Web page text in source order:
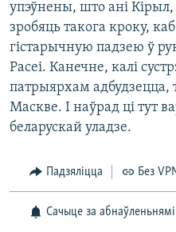
упэўнены, што ані
зробяць такога кроку,
гістарычную падзею ў
Расеі. Канечне, калі
патрыярхам адбудзецца,
Маскве. І наўрад ці тут
беларускай уладзе.
Падзяліцца Без
Сачыце за абнаўленьнямі